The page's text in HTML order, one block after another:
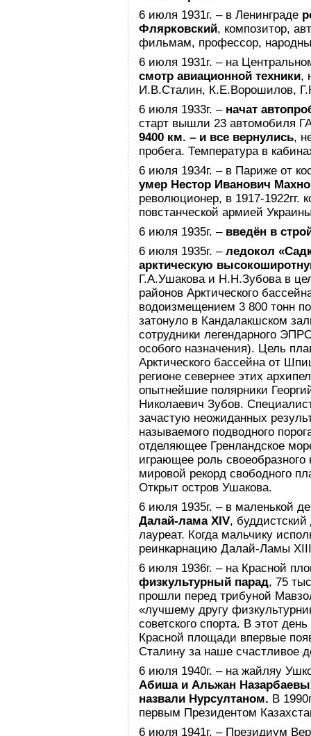
6 июля 1931г. – в Ленинграде
Флярковский, композитор,
фильмам, профессор,
6 июля 1931г. – на
смотр авиационной техники,
И.В.Сталин, К.Е.Ворошилов,
6 июля 1933г. – начат
старт вышли 23 автомобиля
9400 км. – и все вернулись,
пробега. Температура в
6 июля 1934г. – в Париже от
умер Нестор Иванович Махно
революционер, в 1917-1922гг.
повстанческой армией
6 июля 1935г. – введён в
6 июля 1935г. –ледокол
арктическую
Г.А.Ушакова и Н.Н.Зубова в
районов Арктического
водоизмещением 3 800 тонн
затонуло в Кандалакшском
сотрудники легендарного
особого назначения). Цель
Арктического бассейна от
регионе севернее этих
опытнейшие полярники
Николаевич Зубов.
зачастую неожиданных
называемого подводного
отделяющее Гренландское
играющее роль своеобразного
мировой рекорд свободного
Открыт остров Ушакова.
6 июля 1935г. – в маленькой
Далай-лама XIV,
лауреат. Когда мальчику
реинкарнацию Далай-Ламы
6 июля 1936г. – на Красной
физкультурный парад, 75
прошли перед трибуной
«лучшему другу
советского спорта. В этот
Красной площади впервые
Сталину за наше счастливое
6 июля 1940г. – на жайляу
Абиша и Альжан
назвали Нурсултаном. В
первым Президентом
6 июля 1941г. – Президиум